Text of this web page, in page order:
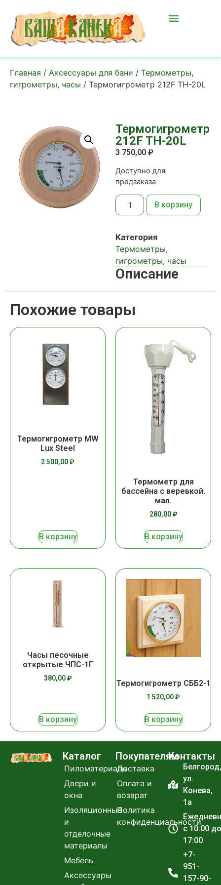
Главная / Аксессуары для бани / Термометры,
гигрометры, часы / Термогигрометр 212F TH-20L
Термогигрометр
212F TH-20L
3 750,00 ₽
Доступно для
предзаказа
В корзину
Категория
Термометры,
гигрометры, часы
Описание
Похожие товары
Термогигрометр MW
Lux Steel
2 500,00₽
В корзину
Термометр для
бассейна с веревкой.
мал.
280,00₽
В корзину
Часы песочные
открытые ЧПС-1Г
380,00₽
В корзину
Термогигрометр СББ2-1
1 520,00₽
В корзину
Каталог
Пиломатериалы
Двери и
окна
Изоляционные
и
отделочные
материалы
Мебель
Аксессуары
Покупателям
Доставка
Оплата и
возврат
Политика
конфиденциальности
Контакты
Белгород,
ул.
Конева,
1а
с 10:00 до
17:00
+7-
951-
157-90-